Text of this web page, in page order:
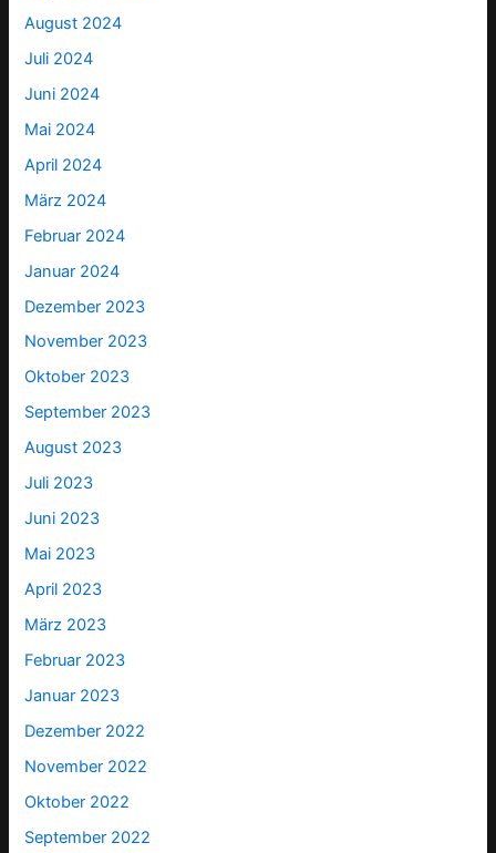
August 2024
Juli 2024
Juni 2024
Mai 2024
April 2024
März 2024
Februar 2024
Januar 2024
Dezember 2023
November 2023
Oktober 2023
September 2023
August 2023
Juli 2023
Juni 2023
Mai 2023
April 2023
März 2023
Februar 2023
Januar 2023
Dezember 2022
November 2022
Oktober 2022
September 2022